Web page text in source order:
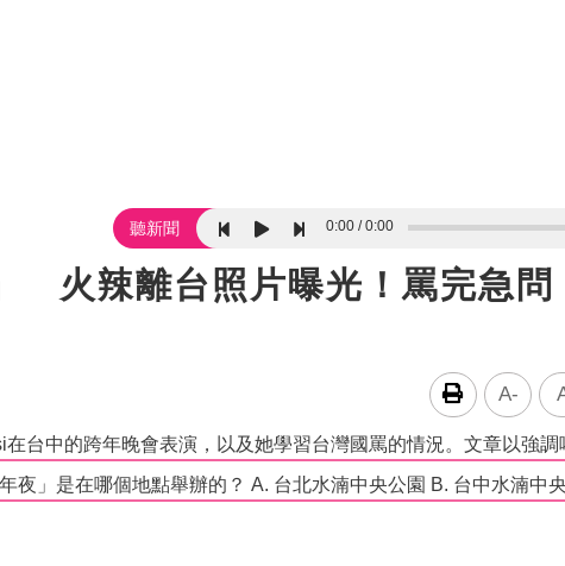
聽新聞 0:00 0:00
火辣離台照片曝光！罵完急問
A-